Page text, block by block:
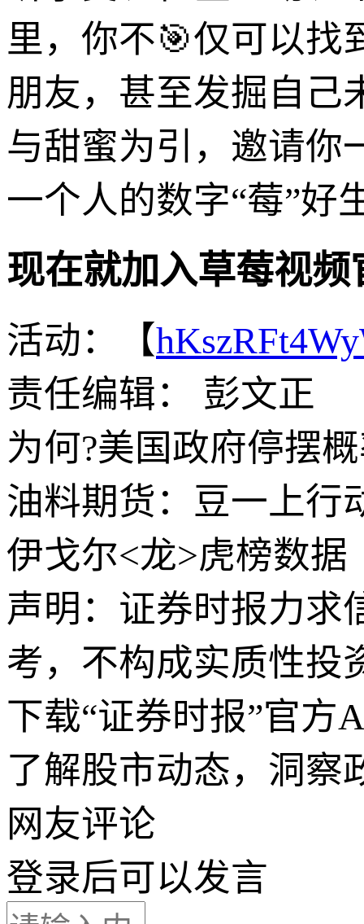
里，你不🎯仅可以找
朋友，甚至发掘自己
与甜蜜为引，邀请你
一个人的数字“莓”好
现在就加入草莓视
活动：【
责任编辑： 彭文正
为何?美国政府停摆
油料期货：豆一上行
伊戈尔<龙>虎榜数
声明：证券时报力求
考，不构成实质性投
下载“证券时报”官方
了解股市动态，洞察
网友评论
登录后可以发言